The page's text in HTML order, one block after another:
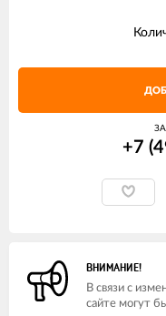
+7
ВНИМАНИЕ!
В связи с
сайте могут